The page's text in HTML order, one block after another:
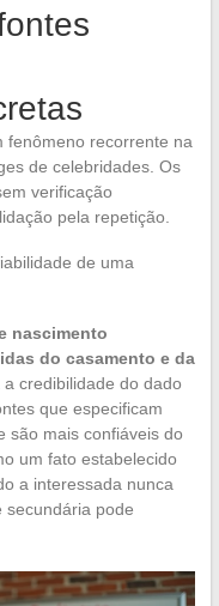
fenômeno recorrente na
de celebridades. Os
verificação
pela repetição.
de uma
nascimento
do casamento e da
credibilidade do dado
que especificam
são mais confiáveis do
um fato estabelecido
a interessada nunca
secundária pode